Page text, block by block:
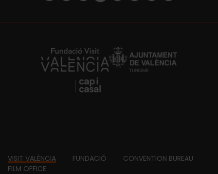
https://fundacion.visitvalencia.com/
Footer
VISIT VALÈNCIA FUNDACIÓ
CONVENTION BUREAU
FILM OFFICE